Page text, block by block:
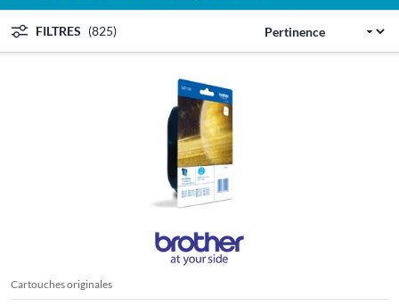
FILTRES (825)
Cartouches originales